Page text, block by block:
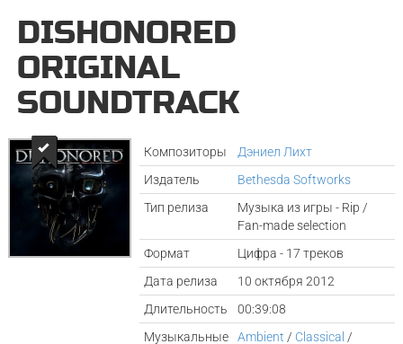
DISHONORED
ORIGINAL
SOUNDTRACK
Композиторы
Дэниел Лихт
Издатель
Bethesda Softworks
Тип релиза
Музыка из игры - Rip /
Fan-made selection
Формат
Цифра - 17 треков
Дата релиза
10 октября 2012
Длительность
00:39:08
Музыкальные
Ambient / Classical /